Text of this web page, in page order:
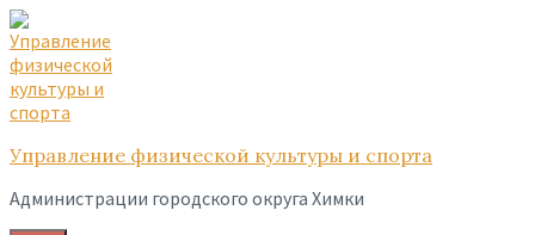
Skip
to
content
Skip
to
main
navigation
Skip
to
footer
Управление физической культуры и спорта
Администрации городского округа Химки